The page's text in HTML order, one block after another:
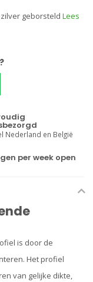
geborsteld Lees
Nederland en België
per week open
is door de
Het profiel
van gelijke dikte,